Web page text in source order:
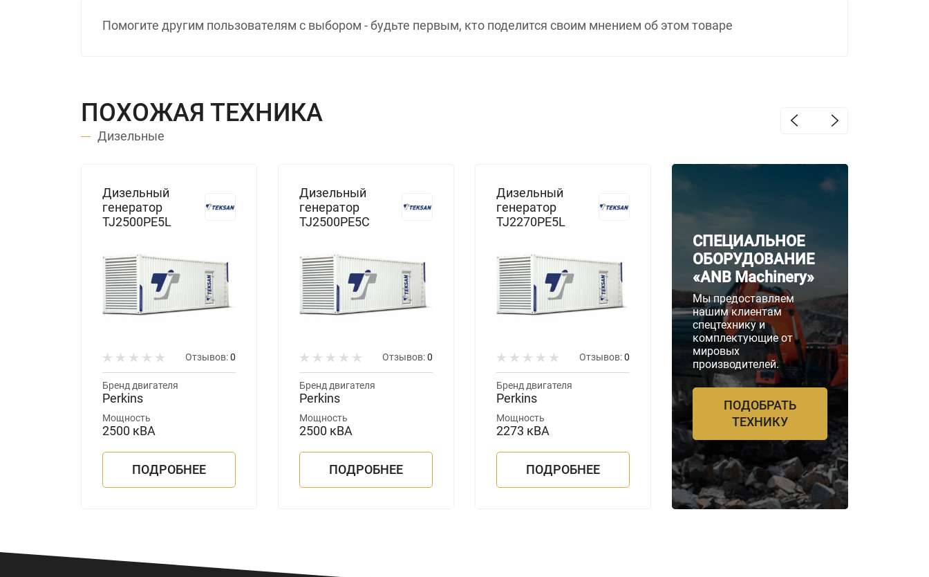
Помогите другим пользователям с выбором - будьте первым, кто поделится своим мнением об этом товаре
ПОХОЖАЯ ТЕХНИКА
Дизельные
Дизельный
генератор
TJ2500PE5L
Отзывов:0
Бренд двигателя
Perkins
Мощность
2500 кВА
ПОДРОБНЕЕ
Дизельный
генератор
TJ2500PE5C
Отзывов:0
Бренд двигателя
Perkins
Мощность
2500 кВА
ПОДРОБНЕЕ
Дизельный
генератор
TJ2270PE5L
Отзывов:0
Бренд двигателя
Perkins
Мощность
2273 кВА
ПОДРОБНЕЕ
генератор
Отзывов:
Бренд двигателя
Perkins
Мощность
2200 кВА
ПОДРОБНЕЕ
СПЕЦИАЛЬНОЕ
ОБОРУДОВАНИЕ
«ANB Machinery»
Мы предоставляем
нашим клиентам
спецтехнику и
комплектующие от
мировых
производителей.
ПОДОБРАТЬ
ТЕХНИКУ